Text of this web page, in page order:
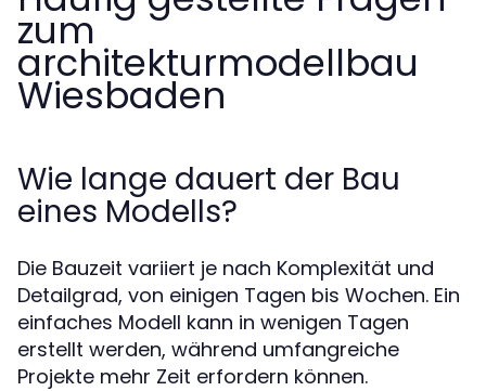
zum
architekturmodellbau
Wiesbaden
Wie lange dauert der Bau
eines Modells?
Die Bauzeit variiert je nach Komplexität und
Detailgrad, von einigen Tagen bis Wochen. Ein
einfaches Modell kann in wenigen Tagen
erstellt werden, während umfangreiche
Projekte mehr Zeit erfordern können.